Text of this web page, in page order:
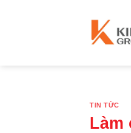
TIN TỨC
Làm